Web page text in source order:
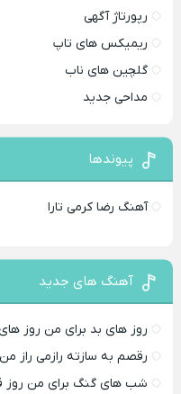
رپورتاژ آگهی
ریمیکس های تاپ
گلچین های ناب
مداحی جدید
پیوندها
آهنگ رضا کرمی تارا
آهنگ های جدید
روز های بد برای من روز
رقصم به سازته رازمی راز
شب های گنگ برای من روز